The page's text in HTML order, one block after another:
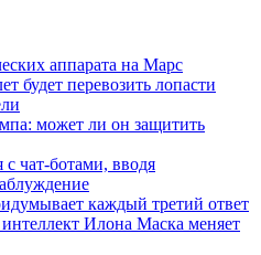
аппарата на Марс
будет перевозить лопасти
может ли он защитить
чат-ботами, вводя
каждый третий ответ
Илона Маска меняет